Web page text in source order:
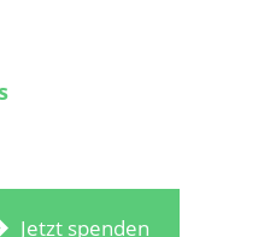
Jetzt spenden